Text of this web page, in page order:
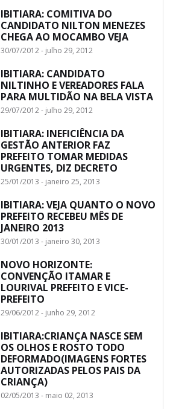
IBITIARA: COMITIVA DO
CANDIDATO NILTON MENEZES
CHEGA AO MOCAMBO VEJA
30/07/2012 - julho 29, 2012
IBITIARA: CANDIDATO
NILTINHO E VEREADORES FALA
PARA MULTIDÃO NA BELA VISTA
29/07/2012 - julho 29, 2012
IBITIARA: INEFICIÊNCIA DA
GESTÃO ANTERIOR FAZ
PREFEITO TOMAR MEDIDAS
URGENTES, DIZ DECRETO
25/01/2013 - janeiro 25, 2013
IBITIARA: VEJA QUANTO O NOVO
PREFEITO RECEBEU MÊS DE
JANEIRO 2013
30/01/2013 - janeiro 30, 2013
NOVO HORIZONTE:
CONVENÇÃO ITAMAR E
LOURIVAL PREFEITO E VICE-
PREFEITO
29/06/2012 - junho 29, 2012
IBITIARA:CRIANÇA NASCE SEM
OS OLHOS E ROSTO TODO
DEFORMADO(IMAGENS FORTES
AUTORIZADAS PELOS PAIS DA
CRIANÇA)
02/05/2013 - maio 02, 2013